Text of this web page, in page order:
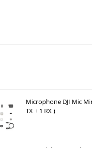
Microphone DJI Mic
TX + 1 RX )